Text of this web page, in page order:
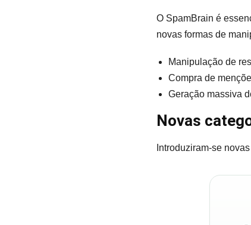
O SpamBrain é
novas formas de
Manipulação de
Compra de
Geração massiva
Novas
Introduziram-se